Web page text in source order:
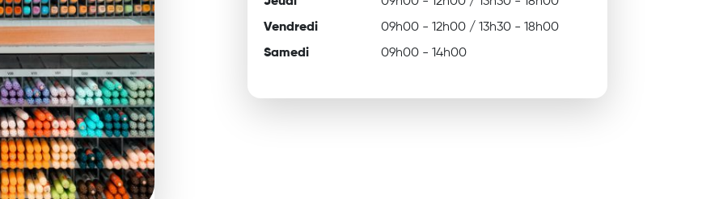
Vendredi
09h00 - 12h00 / 13h30 - 18h00
Samedi
09h00 - 14h00